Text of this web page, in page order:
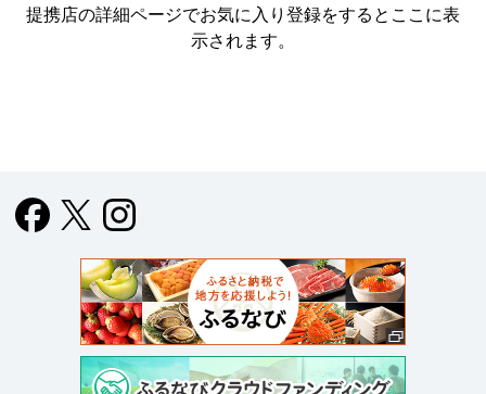
提携店の詳細ページでお気に入り登録をすると ここに表
示されます。